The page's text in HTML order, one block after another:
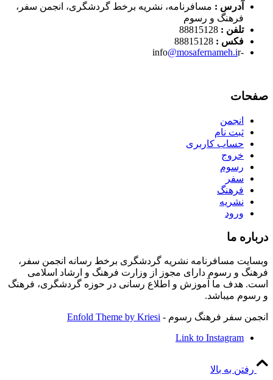
آدرس : مسافرنامه، نشریه برخط گردشگری، انجمن سفر،
فرهنگ و رسوم
تلفن :
فکس :
-info
@mosafernameh.ir
صفحات
انجمن
ثبت نام
حساب کاربری
خروج
رسوم
سفر
فرهنگ
نشریه
ورود
درباره ما
وبسایت مسافرنامه نشریه گردشگری برخط رسانه انجمن سفر،
فرهنگ و رسوم دارای مجوز از وزارت فرهنگ و ارشاد اسلامی
است. هدف ما آموزش و اطلاع رسانی در حوزه گردشگری، فرهنگ
و رسوم میباشد.
انجمن سفر فرهنگ رسوم - Enfold Theme by Kriesi
Link to Instagram
رفتن به بالا